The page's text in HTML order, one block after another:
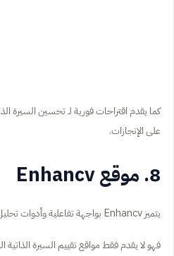
كما يقدم اقتراحات فورية لـ تحسين السيرة
على الإنجازات.
8. موقع Enhancv
يتميز Enhancv بواجهة تفاعلية وأدوات تحليل عميقة.
فهو لا يقدم فقط مواقع تقييم السيرة الذاتية